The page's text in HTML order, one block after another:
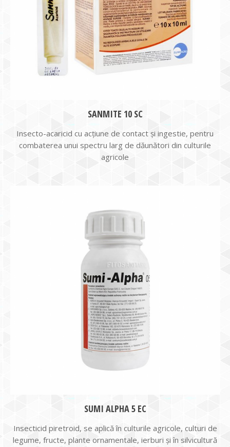
SANMITE 10 SC
Insecto-acaricid cu acţiune de contact şi ingestie, pentru
combaterea unui spectru larg de dăunători din culturile
agricole
SUMI ALPHA 5 EC
Insecticid piretroid, se aplică în culturile agricole, culturi de
legume, fructe, plante ornamentale, ierburi și în silvicultură